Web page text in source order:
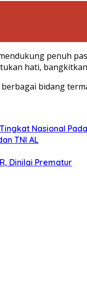
penuh
hati,
bidang
Nasional
TNI AL
Dinilai Prematur